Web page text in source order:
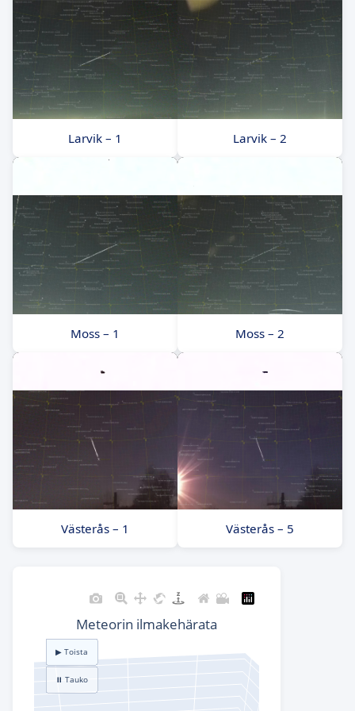
Larvik – 1 Larvik – 2
Moss – 1 Moss – 2
Västerås – 1 Västerås – 5